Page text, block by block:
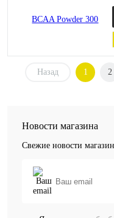
Назад 1 2
Новости магазина
Свежие новости